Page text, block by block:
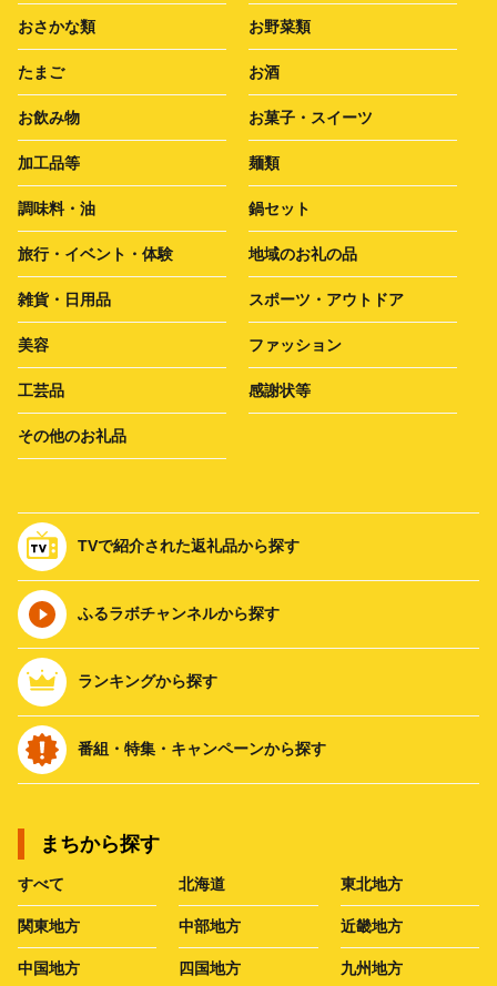
おさかな類 お野菜類
たまご お酒
お飲み物 お菓子・スイーツ
加工品等 麺類
調味料・油 鍋セット
旅行・イベント・体験 地域のお礼の品
雑貨・日用品 スポーツ・アウトドア
美容 ファッション
工芸品 感謝状等
その他のお礼品
TVで紹介された返礼品から探す
ふるラボチャンネルから探す
ランキングから探す
番組・特集・キャンペーンから探す
まちから探す
すべて 北海道 東北地方
関東地方 中部地方 近畿地方
中国地方 四国地方 九州地方